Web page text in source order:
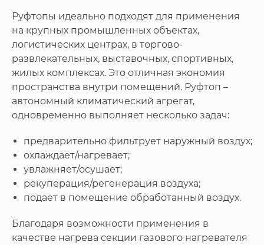
Руфтопы идеально подходят для применения
на крупных промышленных объектах,
логистических центрах, в торгово-
развлекательных, выставочных, спортивных,
жилых комплексах. Это отличная экономия
пространства внутри помещений. Руфтоп –
автономный климатический агрегат,
одновременно выполняет несколько задач:
предварительно фильтрует наружный воздух;
охлаждает/нагревает;
увлажняет/осушает;
рекуперация/регенерация воздуха;
подает в помещение обработанный воздух.
Благодаря возможности применения в
качестве нагрева секции газового нагревателя